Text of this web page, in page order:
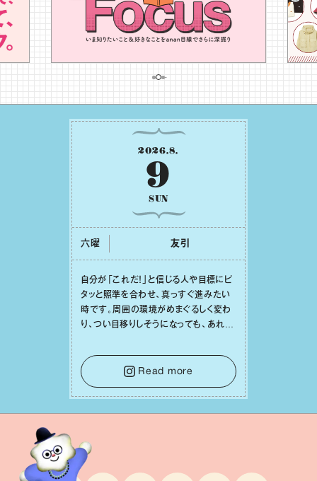
2026.8.
9
SUN
六曜 友引
⾃分が「これだ！」と信じる⼈や⽬標にピ
タッと照準を合わせ、真っすぐ進みたい
時です。周囲の環境がめまぐるしく変わ
り、つい⽬移りしそうになっても、あれこ
をそっと⼿放し、⽬の前のことに集中しま
しょう。そのブレない決意が、あなたにと
って有意義で安定した成果を引き寄せま
す。
Read more